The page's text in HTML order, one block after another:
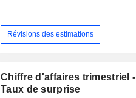
Révisions des estimations
Chiffre d'affaires trimestriel -
Taux de surprise